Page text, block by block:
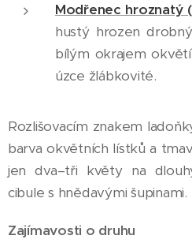
Modřenec hroznatý
hustý hrozen
bílým okrajem
úzce žlábkovité.
Rozlišovacím znakem
barva okvětních lístků a
jen dva–tři květy na
cibule s hnědavými šupinami.
Zajímavosti o druhu